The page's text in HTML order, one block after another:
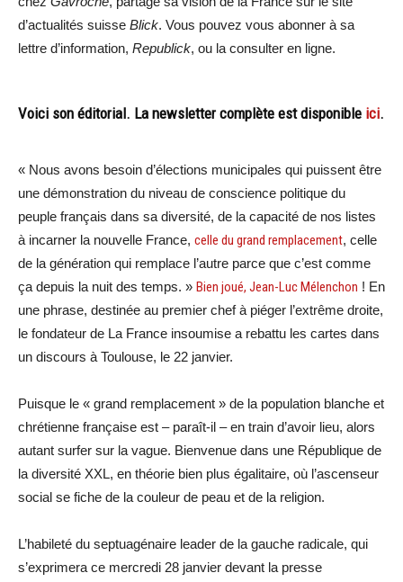
d’actualités suisse Blick. Vous pouvez vous abonner à sa
lettre d’information, Republick, ou la consulter en ligne.
Voici son éditorial. La newsletter complète est disponible ici.
« Nous avons besoin d’élections municipales qui puissent être
une démonstration du niveau de conscience politique du
peuple français dans sa diversité, de la capacité de nos listes
à incarner la nouvelle France, celle du grand remplacement, celle
de la génération qui remplace l’autre parce que c’est comme
ça depuis la nuit des temps. » Bien joué, Jean-Luc Mélenchon ! En
une phrase, destinée au premier chef à piéger l’extrême droite,
le fondateur de La France insoumise a rebattu les cartes dans
un discours à Toulouse, le 22 janvier.
Puisque le « grand remplacement » de la population blanche et
chrétienne française est – paraît-il – en train d’avoir lieu, alors
autant surfer sur la vague. Bienvenue dans une République de
la diversité XXL, en théorie bien plus égalitaire, où l’ascenseur
social se fiche de la couleur de peau et de la religion.
L’habileté du septuagénaire leader de la gauche radicale, qui
s’exprimera ce mercredi 28 janvier devant la presse